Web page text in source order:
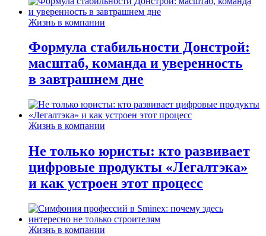
Жизнь в компании
Формула стабильности Донстрой:
масштаб, команда и уверенность
в завтрашнем дне
Жизнь в компании
Не только юристы: кто развивает
цифровые продукты «Легалтэка»
и как устроен этот процесс
Жизнь в компании